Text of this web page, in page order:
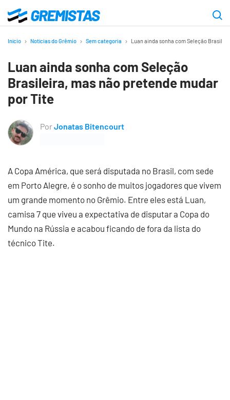
para
principal
Gremistas
Início Notícias do Grêmio Sem categoria Luan ainda sonha com Seleção
Luan ainda sonha com Seleção
Brasileira, mas não pretende mudar
por Tite
PorJonatas Bitencourt
A Copa América, que será disputada no Brasil, com sede
em Porto Alegre, é o sonho de muitos jogadores que vivem
um grande momento no Grêmio. Entre eles está Luan,
camisa 7 que viveu a expectativa de disputar a Copa do
Mundo na Rússia e acabou ficando de fora da lista do
técnico Tite.